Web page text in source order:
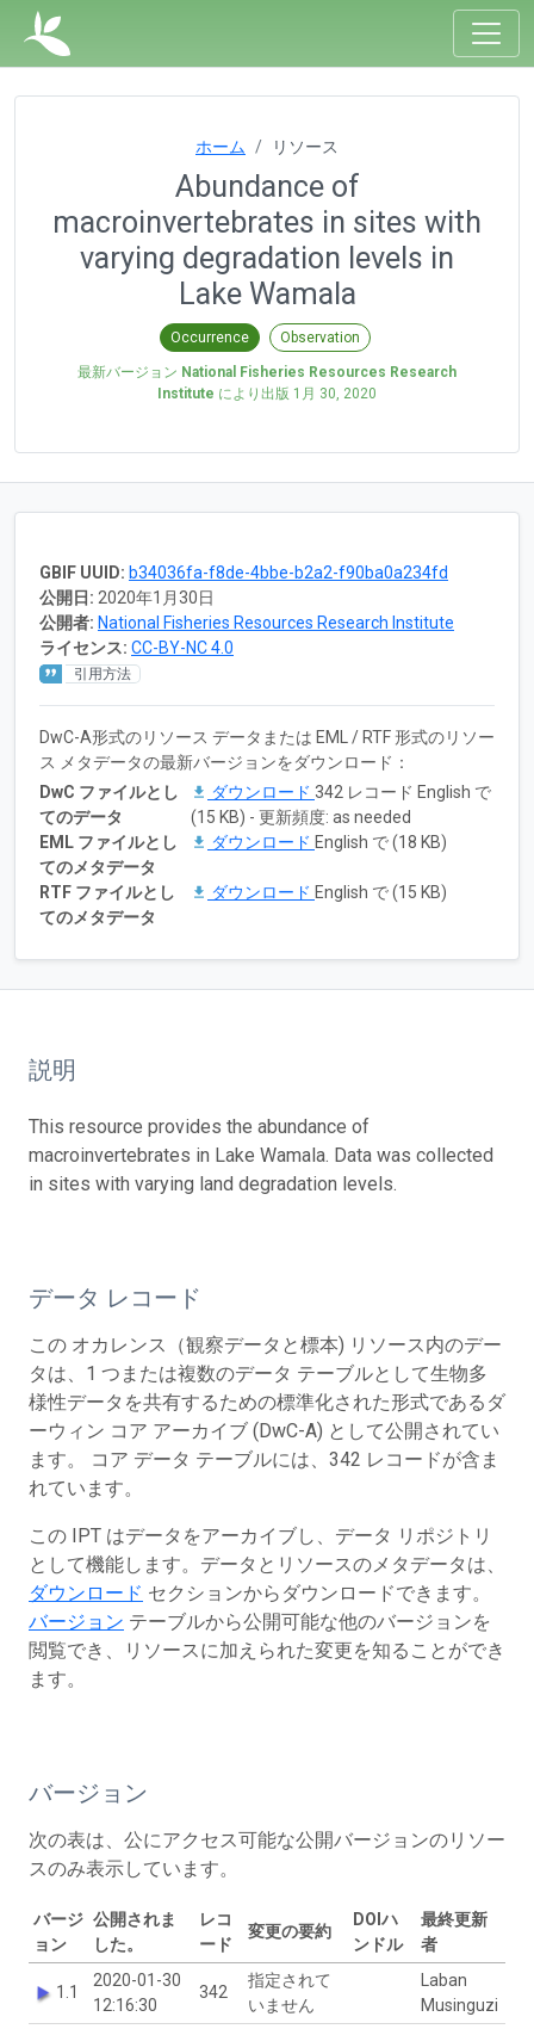
ホーム リソース
Abundance of
macroinvertebrates in sites with
varying degradation levels in
Lake Wamala
Occurrence Observation
最新バージョン National Fisheries Resources Research
Institute により出版 1月 30, 2020
GBIF UUID: b34036fa-f8de-4bbe-b2a2-f90ba0a234fd
公開日: 2020年1月30日
公開者: National Fisheries Resources Research Institute
ライセンス: CC-BY-NC 4.0
引用方法
DwC-A形式のリソース データまたは EML / RTF 形式のリソー
ス メタデータの最新バージョンをダウンロード：
DwC ファイルとし
てのデータ
ダウンロード 342 レコード English で
(15 KB) - 更新頻度: as needed
EML ファイルとし
てのメタデータ
ダウンロード English で (18 KB)
RTF ファイルとし
てのメタデータ
ダウンロード English で (15 KB)
説明
This resource provides the abundance of
macroinvertebrates in Lake Wamala. Data was collected
in sites with varying land degradation levels.
データ レコード
この オカレンス（観察データと標本) リソース内のデー
タは、1 つまたは複数のデータ テーブルとして生物多
様性データを共有するための標準化された形式であるダ
ーウィン コア アーカイブ (DwC-A) として公開されてい
ます。 コア データ テーブルには、342 レコードが含ま
れています。
この IPT はデータをアーカイブし、データ リポジトリ
として機能します。データとリソースのメタデータは、
ダウンロード セクションからダウンロードできます。
バージョン テーブルから公開可能な他のバージョンを
閲覧でき、リソースに加えられた変更を知ることができ
ます。
バージョン
次の表は、公にアクセス可能な公開バージョンのリソー
スのみ表示しています。
バージ
ョン
公開されま
した。
レコ
ード
変更の要約
DOIハ
ンドル
最終更新
者
1.1
2020-01-30
12:16:30
342
指定されて
いません
Laban
Musinguzi